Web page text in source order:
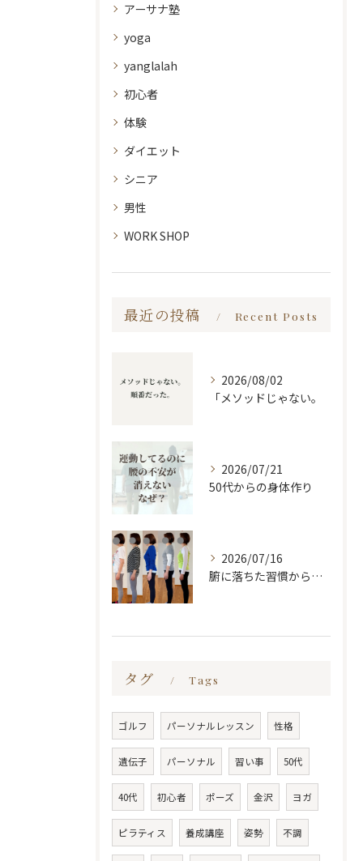
アーサナ塾
yoga
yanglalah
初心者
体験
ダイエット
シニア
男性
WORK SHOP
最近の投稿 Recent Posts
2026/08/02
「メソッドじゃない。
2026/07/21
50代からの身体作り
2026/07/16
腑に落ちた習慣から変わる
タグ Tags
ゴルフ パーソナルレッスン 性格
遺伝子 パーソナル 習い事 50代
40代 初心者 ポーズ 金沢 ヨガ
ピラティス 養成講座 姿勢 不調